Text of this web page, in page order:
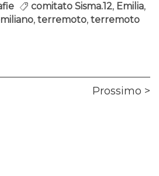
comitato Sisma.12, Emilia,
, terremoto, terremoto
Prossimo